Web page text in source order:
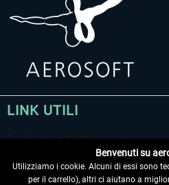
LINK UTILI
Benvenuti su
Utilizziamo i cookie. Alcuni di essi sono
per il carrello), altri ci aiutano a